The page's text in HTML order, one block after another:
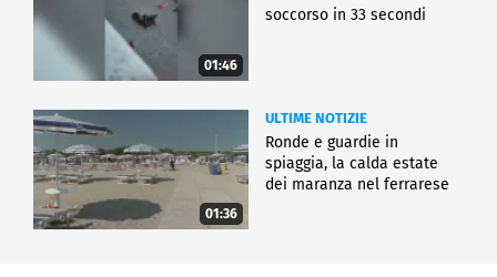
01:46
soccorso in 33 secondi
01:36
ULTIME NOTIZIE
Ronde e guardie in
spiaggia, la calda estate
dei maranza nel ferrarese